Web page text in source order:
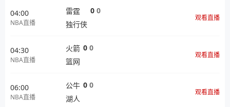
04:00
NBA直播
雷霆
独行侠
0 0
观看直播
04:30
NBA直播
火箭
篮网
0 0
观看直播
06:00
NBA直播
公牛
湖人
0 0
观看直播